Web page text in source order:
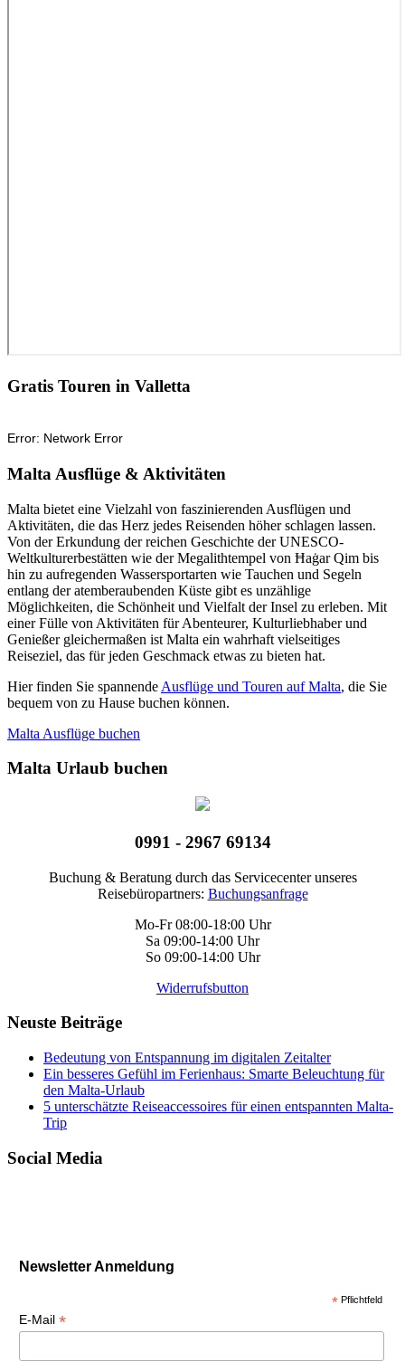
Gratis Touren in Valletta
Malta Ausflüge & Aktivitäten
Malta bietet eine Vielzahl von faszinierenden Ausflügen und
Aktivitäten, die das Herz jedes Reisenden höher schlagen lassen.
Von der Erkundung der reichen Geschichte der UNESCO-
Weltkulturerbestätten wie der Megalithtempel von Ħaġar Qim bis
hin zu aufregenden Wassersportarten wie Tauchen und Segeln
entlang der atemberaubenden Küste gibt es unzählige
Möglichkeiten, die Schönheit und Vielfalt der Insel zu erleben. Mit
einer Fülle von Aktivitäten für Abenteurer, Kulturliebhaber und
Genießer gleichermaßen ist Malta ein wahrhaft vielseitiges
Reiseziel, das für jeden Geschmack etwas zu bieten hat.
Hier finden Sie spannende Ausflüge und Touren auf Malta, die Sie
bequem von zu Hause buchen können.
Malta Ausflüge buchen
Malta Urlaub buchen
0991 - 2967 69134
Buchung & Beratung durch das Servicecenter unseres
Reisebüropartners: Buchungsanfrage
Mo-Fr 08:00-18:00 Uhr
Sa 09:00-14:00 Uhr
So 09:00-14:00 Uhr
Widerrufsbutton
Neuste Beiträge
Bedeutung von Entspannung im digitalen Zeitalter
Ein besseres Gefühl im Ferienhaus: Smarte Beleuchtung für
den Malta-Urlaub
5 unterschätzte Reiseaccessoires für einen entspannten Malta-
Trip
Social Media
Newsletter Anmeldung
* Pflichtfeld
E-Mail *